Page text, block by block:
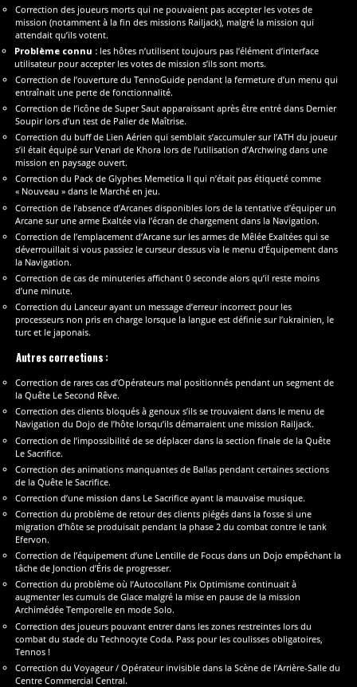
Correction des joueurs morts qui ne pouvaient pas accepter les votes de
mission (notamment à la fin des missions Railjack), malgré la mission qui
attendait qu’ils votent.
Problème connu : les hôtes n’utilisent toujours pas l’élément d’interface
utilisateur pour accepter les votes de mission s’ils sont morts.
Correction de l’ouverture du TennoGuide pendant la fermeture d’un menu qui
entraînait une perte de fonctionnalité.
Correction de l’icône de Super Saut apparaissant après être entré dans Dernier
Soupir lors d’un test de Palier de Maîtrise.
Correction du buff de Lien Aérien qui semblait s’accumuler sur l’ATH du joueur
s’il était équipé sur Venari de Khora lors de l’utilisation d’Archwing dans une
mission en paysage ouvert.
Correction du Pack de Glyphes Memetica II qui n’était pas étiqueté comme
« Nouveau » dans le Marché en jeu.
Correction de l’absence d’Arcanes disponibles lors de la tentative d’équiper un
Arcane sur une arme Exaltée via l’écran de chargement dans la Navigation.
Correction de l’emplacement d’Arcane sur les armes de Mêlée Exaltées qui se
déverrouillait si vous passiez le curseur dessus via le menu d’Équipement dans
la Navigation.
Correction de cas de minuteries affichant 0 seconde alors qu’il reste moins
d’une minute.
Correction du Lanceur ayant un message d’erreur incorrect pour les
processeurs non pris en charge lorsque la langue est définie sur l’ukrainien, le
turc et le japonais.
Autres corrections :
Correction de rares cas d’Opérateurs mal positionnés pendant un segment de
la Quête Le Second Rêve.
Correction des clients bloqués à genoux s’ils se trouvaient dans le menu de
Navigation du Dojo de l’hôte lorsqu’ils démarraient une mission Railjack.
Correction de l’impossibilité de se déplacer dans la section finale de la Quête
Le Sacrifice.
Correction des animations manquantes de Ballas pendant certaines sections
de la Quête le Sacrifice.
Correction d’une mission dans Le Sacrifice ayant la mauvaise musique.
Correction du problème de retour des clients piégés dans la fosse si une
migration d’hôte se produisait pendant la phase 2 du combat contre le tank
Efervon.
Correction de l’équipement d’une Lentille de Focus dans un Dojo empêchant la
tâche de Jonction d’Éris de progresser.
Correction du problème où l’Autocollant Pix Optimisme continuait à
augmenter les cumuls de Glace malgré la mise en pause de la mission
Archimédée Temporelle en mode Solo.
Correction des joueurs pouvant entrer dans les zones restreintes lors du
combat du stade du Technocyte Coda. Pass pour les coulisses obligatoires,
Tennos !
Correction du Voyageur / Opérateur invisible dans la Scène de l’Arrière-Salle du
Centre Commercial Central.